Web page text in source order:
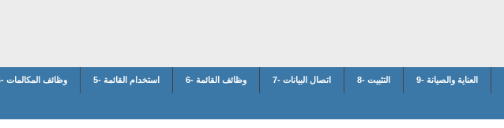
4- وظائف المكالمات 5- استخدام القائمة 6- وظائف القائمة 7- اتصال البيانات 8- التثبيت 9- العناية والصيانة